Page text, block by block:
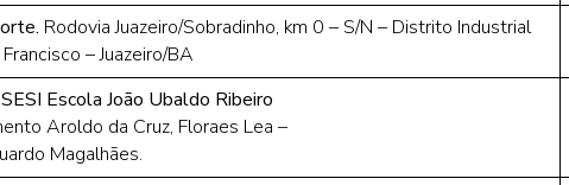
Rodovia Juazeiro/Sobradinho, km 0 – S/N – Distrito Industrial
– Juazeiro/BA
Escola João Ubaldo Ribeiro
Aroldo da Cruz, Floraes Lea –
Magalhães.